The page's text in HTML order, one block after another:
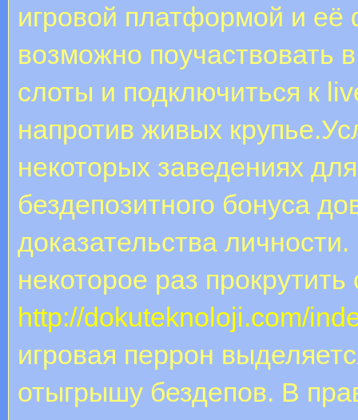
игровой платформой и её
возможно поучаствовать
слоты и подключиться к
напротив живых
некоторых заведениях
бездепозитного бонуса
доказательства
некоторое раз
http://dokuteknoloji.com/
игровая перрон
отыгрышу бездепов. В